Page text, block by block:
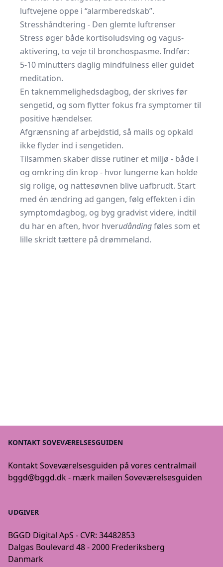
luftvejene oppe i “alarmberedskab”.
Stresshåndtering - Den glemte luftrenser
Stress øger både kortisoludsving og vagus-
aktivering, to veje til bronchospasme. Indfør:
5-10 minutters daglig mindfulness eller guidet
meditation.
En taknemmelighedsdagbog, der skrives før
sengetid, og som flytter fokus fra symptomer til
positive hændelser.
Afgrænsning af arbejdstid, så mails og opkald
ikke flyder ind i sengetiden.
Tilsammen skaber disse rutiner et miljø - både i
og omkring din krop - hvor lungerne kan holde
sig rolige, og nattesøvnen blive uafbrudt. Start
med én ændring ad gangen, følg effekten i din
symptomdagbog, og byg gradvist videre, indtil
du har en aften, hvor hverudåndingføles som et
lille skridt tættere på drømmeland.
KONTAKT SOVEVÆRELSESGUIDEN
Kontakt Soveværelsesguiden på vores centralmail
bggd@bggd.dk- mærk mailen Soveværelsesguiden
UDGIVER
BGGD Digital ApS - CVR: 34482853
Dalgas Boulevard 48 - 2000 Frederiksberg
Danmark